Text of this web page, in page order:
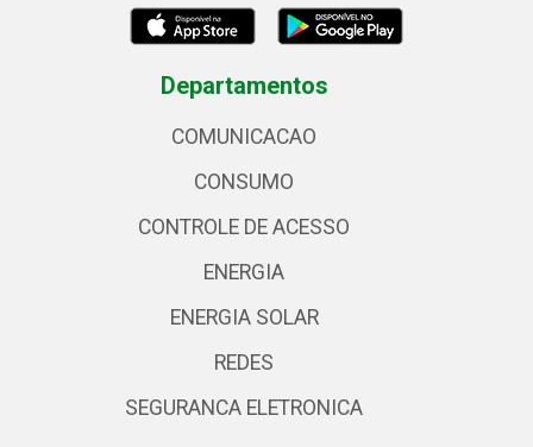
Departamentos
COMUNICACAO
CONSUMO
CONTROLE DE ACESSO
ENERGIA
ENERGIA SOLAR
REDES
SEGURANCA ELETRONICA